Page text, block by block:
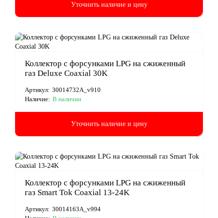
Уточнить наличие и цену
Коллектор с форсунками LPG на сжиженный
газ Deluxe Coaxial 30K
Артикул: 30014732A_v910
Наличие: В наличии
Уточнить наличие и цену
Коллектор с форсунками LPG на сжиженный
газ Smart Tok Coaxial 13-24K
Артикул: 30014163A_v994